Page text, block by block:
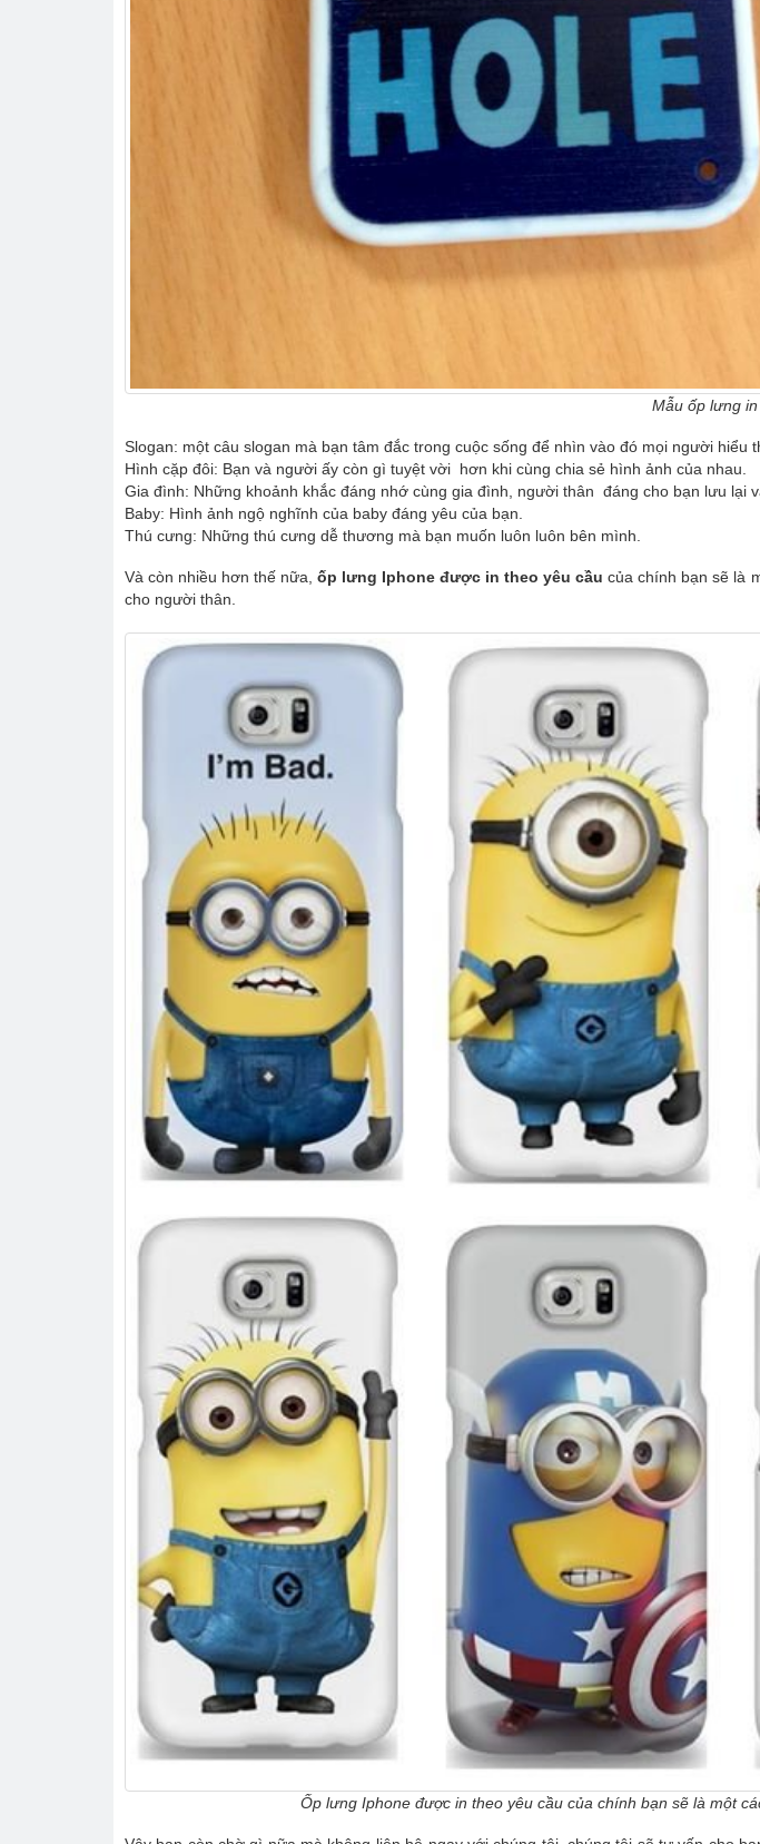
Mẫu ốp lưng
Slogan: một câu slogan mà bạn tâm đắc trong cuộc sống để nhìn vào đó mọi người hiểu
Hình cặp đôi: Bạn và người ấy còn gì tuyệt vời hơn khi cùng chia sẻ hình ảnh của nhau.
Gia đình: Những khoảnh khắc đáng nhớ cùng gia đình, người thân đáng cho bạn lưu lại
Baby: Hình ảnh ngộ nghĩnh của baby đáng yêu của bạn.
Thú cưng: Những thú cưng dễ thương mà bạn muốn luôn luôn bên mình.
Và còn nhiều hơn thế nữa, ốp lưng Iphone được in theo yêu cầu của chính bạn sẽ là
cho người thân.
Ốp lưng Iphone được in theo yêu cầu của chính bạn sẽ là một